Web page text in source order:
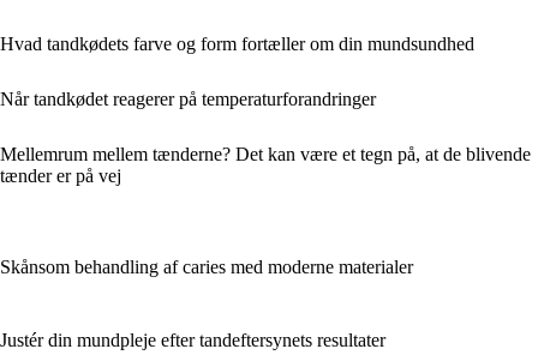
Hvad tandkødets farve og form fortæller om din mundsundhed
Når tandkødet reagerer på temperaturforandringer
Mellemrum mellem tænderne? Det kan være et tegn på, at de blivende
tænder er på vej
Skånsom behandling af caries med moderne materialer
Justér din mundpleje efter tandeftersynets resultater